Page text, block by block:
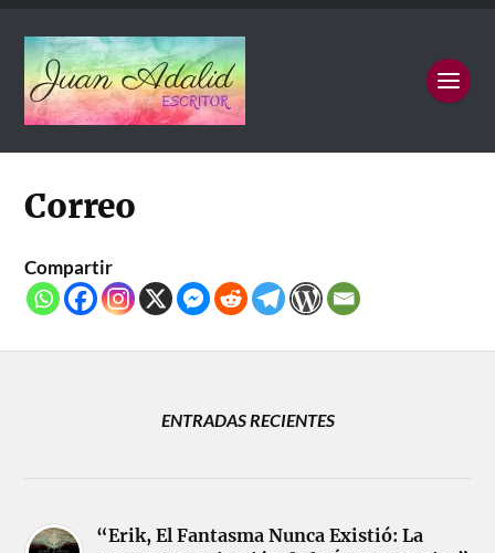
Correo
Compartir
ENTRADAS RECIENTES
“Erik, El Fantasma Nunca Existió: La